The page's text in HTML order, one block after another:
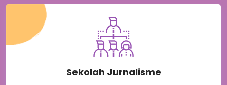
Sekolah Jurnalisme